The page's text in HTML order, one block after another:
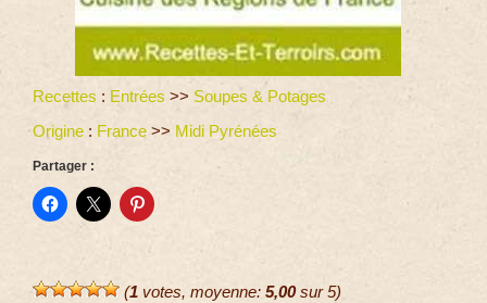
Recettes : Entrées >> Soupes & Potages
Origine : France >> Midi Pyrénées
Partager :
(1 votes, moyenne: 5,00sur 5)